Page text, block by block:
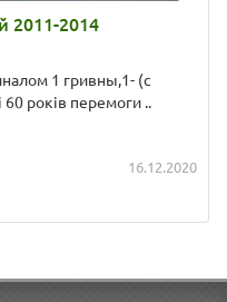
2011-2014
1 гривны,1- (с
років перемоги ..
16.12.2020